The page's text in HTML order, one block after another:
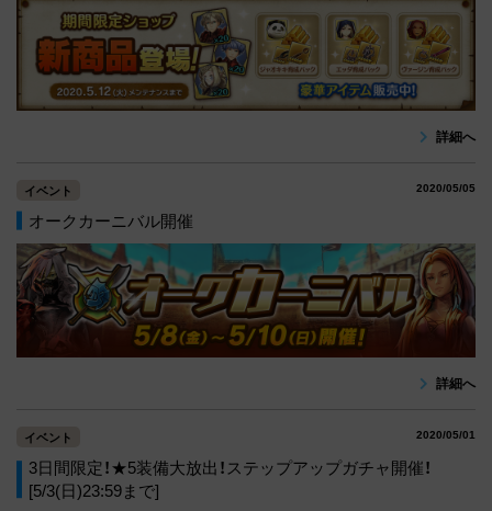
詳細へ
イベント 2020/05/05
オークカーニバル開催
詳細へ
イベント 2020/05/01
3日間限定！★5装備大放出！ステップアップガチャ開催！
[5/3(日)23:59まで]